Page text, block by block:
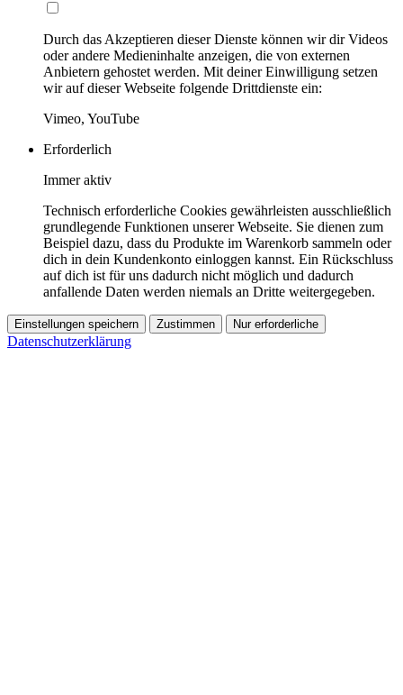
Durch das Akzeptieren dieser Dienste können wir dir Videos
oder andere Medieninhalte anzeigen, die von externen
Anbietern gehostet werden. Mit deiner Einwilligung setzen
wir auf dieser Webseite folgende Drittdienste ein:
Vimeo, YouTube
Erforderlich
Immer aktiv
Technisch erforderliche Cookies gewährleisten ausschließlich
grundlegende Funktionen unserer Webseite. Sie dienen zum
Beispiel dazu, dass du Produkte im Warenkorb sammeln oder
dich in dein Kundenkonto einloggen kannst. Ein Rückschluss
auf dich ist für uns dadurch nicht möglich und dadurch
anfallende Daten werden niemals an Dritte weitergegeben.
Einstellungen speichern Zustimmen Nur erforderliche
Datenschutzerklärung